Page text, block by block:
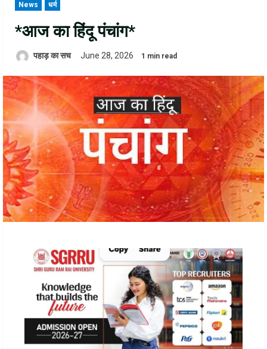
News धर्म
*आज का हिंदू पंचांग*
पहाड़ का सच June 28, 2026 1 min read